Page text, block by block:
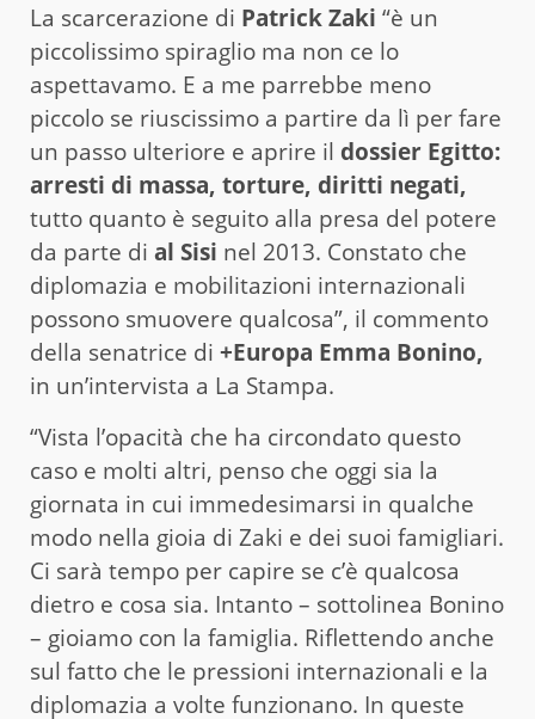
La scarcerazione di Patrick Zaki “è un
piccolissimo spiraglio ma non ce lo
aspettavamo. E a me parrebbe meno
piccolo se riuscissimo a partire da lì per fare
un passo ulteriore e aprire il dossier Egitto:
arresti di massa, torture, diritti negati,
tutto quanto è seguito alla presa del potere
da parte di al Sisi nel 2013. Constato che
diplomazia e mobilitazioni internazionali
possono smuovere qualcosa”, il commento
della senatrice di +Europa Emma Bonino,
in un’intervista a La Stampa.
“Vista l’opacità che ha circondato questo
caso e molti altri, penso che oggi sia la
giornata in cui immedesimarsi in qualche
modo nella gioia di Zaki e dei suoi famigliari.
Ci sarà tempo per capire se c’è qualcosa
dietro e cosa sia. Intanto – sottolinea Bonino
– gioiamo con la famiglia. Riflettendo anche
sul fatto che le pressioni internazionali e la
diplomazia a volte funzionano. In queste